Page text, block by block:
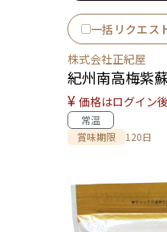
一括リクエス
株式会社正紀屋
紀州南高梅紫
¥ 価格はログイン
常温
賞味期限
120日